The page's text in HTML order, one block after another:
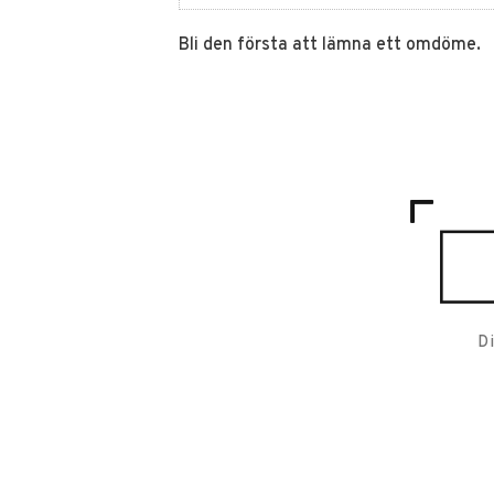
Bli den första att lämna ett omdöme.